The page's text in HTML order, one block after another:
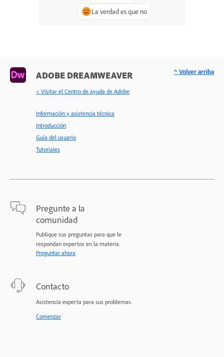
La verdad es que no
ADOBE DREAMWEAVER
< Visitar el Centro de ayuda de Adobe
Información y asistencia técnica
Introducción
Guía del usuario
Tutoriales
Pregunte a la
comunidad
Publique sus preguntas para que le
respondan expertos en la materia.
Preguntar ahora
Contacto
Asistencia experta para sus problemas.
Comenzar
^ Volver arriba